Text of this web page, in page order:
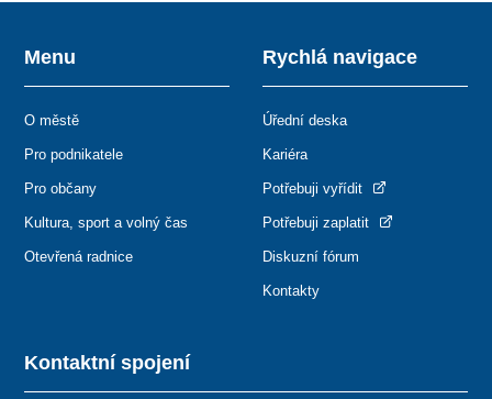
Kontaktní spojení
Menu
O městě
Pro podnikatele
Pro občany
Kultura, sport a volný čas
Otevřená radnice
Rychlá navigace
Úřední deska
Kariéra
Potřebuji vyřídit
Potřebuji zaplatit
Diskuzní fórum
Kontakty